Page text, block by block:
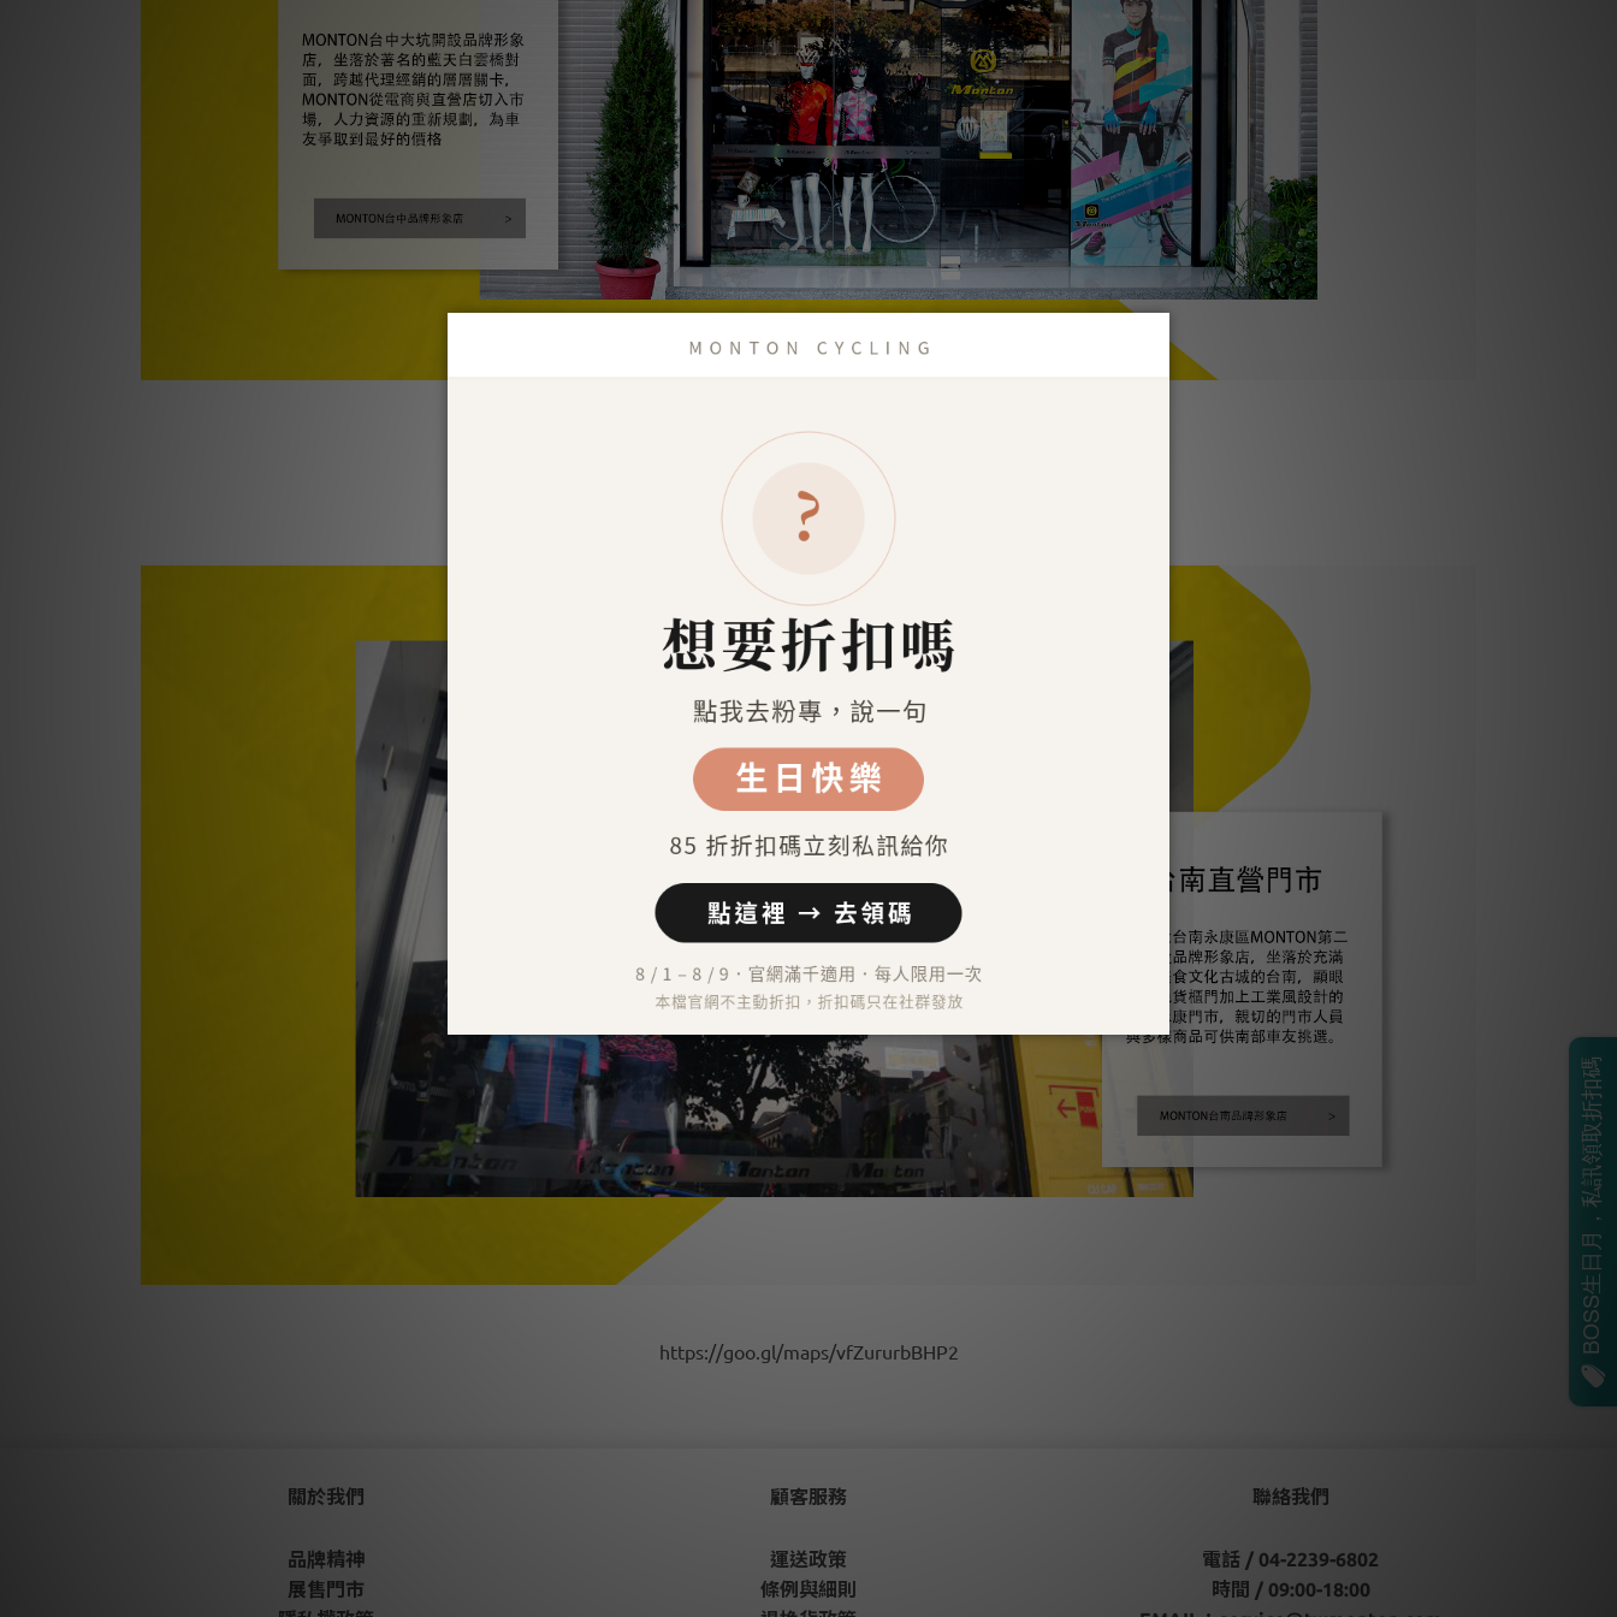
https://goo.gl/maps/vfZururbBHP2
關於我們
品牌精神
展售門市
顧客服務
運送政策
條例與細則
聯絡我們
電話 / 04-2239-6802
時間 / 09:00-18:00
BOSS生日月，私訊領取折扣碼